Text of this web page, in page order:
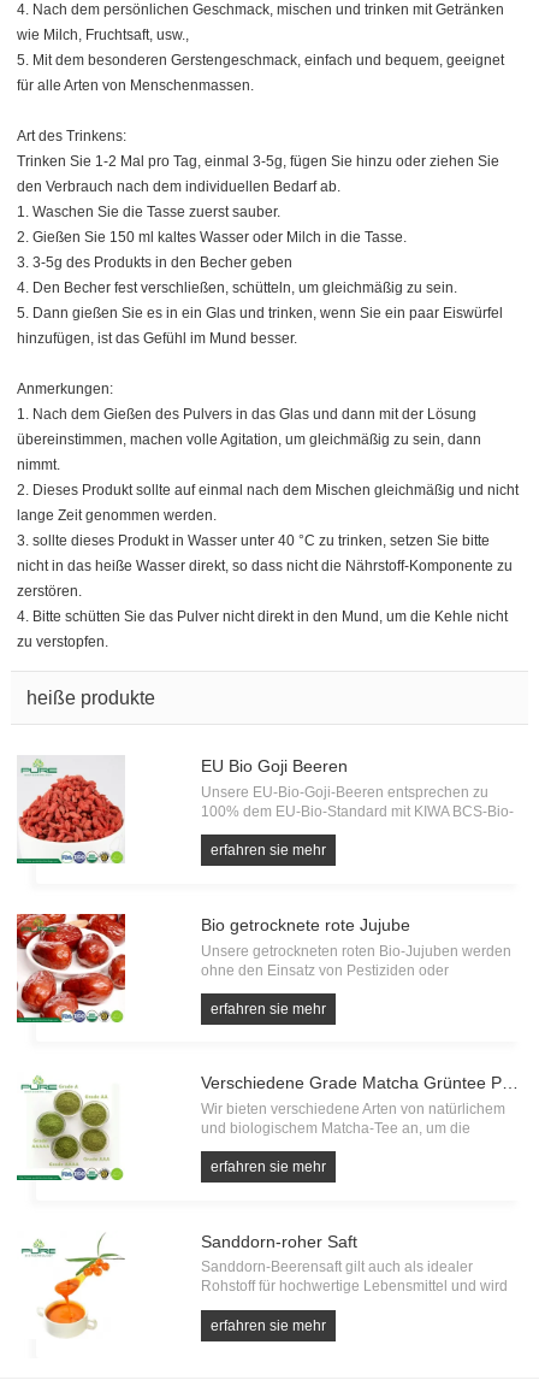
4. Nach dem persönlichen Geschmack, mischen und trinken mit Getränken
wie Milch, Fruchtsaft, usw.,
5. Mit dem besonderen Gerstengeschmack, einfach und bequem, geeignet
für alle Arten von Menschenmassen.
Art des Trinkens:
Trinken Sie 1-2 Mal pro Tag, einmal 3-5g, fügen Sie hinzu oder ziehen Sie
den Verbrauch nach dem individuellen Bedarf ab.
1. Waschen Sie die Tasse zuerst sauber.
2. Gießen Sie 150 ml kaltes Wasser oder Milch in die Tasse.
3. 3-5g des Produkts in den Becher geben
4. Den Becher fest verschließen, schütteln, um gleichmäßig zu sein.
5. Dann gießen Sie es in ein Glas und trinken, wenn Sie ein paar Eiswürfel
hinzufügen, ist das Gefühl im Mund besser.
Anmerkungen:
1. Nach dem Gießen des Pulvers in das Glas und dann mit der Lösung
übereinstimmen, machen volle Agitation, um gleichmäßig zu sein, dann
nimmt.
2. Dieses Produkt sollte auf einmal nach dem Mischen gleichmäßig und nicht
lange Zeit genommen werden.
3. sollte dieses Produkt in Wasser unter 40 °C zu trinken, setzen Sie bitte
nicht in das heiße Wasser direkt, so dass nicht die Nährstoff-Komponente zu
zerstören.
4. Bitte schütten Sie das Pulver nicht direkt in den Mund, um die Kehle nicht
zu verstopfen.
heiße produkte
EU Bio Goji Beeren
Unsere EU-Bio-Goji-Beeren entsprechen zu
100% dem EU-Bio-Standard mit KIWA BCS-Bio-
Zertifizierung. Jede Charge von Bio-Goji muss
auf Pestizidrückstände, Schwermetalle und
Mikroorganismen getestet werden. Alle von der
erfahren sie mehr
Bio getrocknete rote Jujube
Unsere getrockneten roten Bio-Jujuben werden
ohne den Einsatz von Pestiziden oder
Trockenfrüchte verkörpern die Essenz der reinen
und natürlichen Güte.
erfahren sie mehr
Verschiedene Grade Matcha Grüntee Pulver
Wir bieten verschiedene Arten von natürlichem
und biologischem Matcha-Tee an, um die
unterschiedlichen Anforderungen der
Endverbraucher zu erfüllen.
erfahren sie mehr
Sanddorn-roher Saft
Sanddorn-Beerensaft gilt auch als idealer
Rohstoff für hochwertige Lebensmittel und wird
Gewürzen verwendet. Aseptisch verpackt, um die
Frische über einen längeren Zeitraum zu
erfahren sie mehr